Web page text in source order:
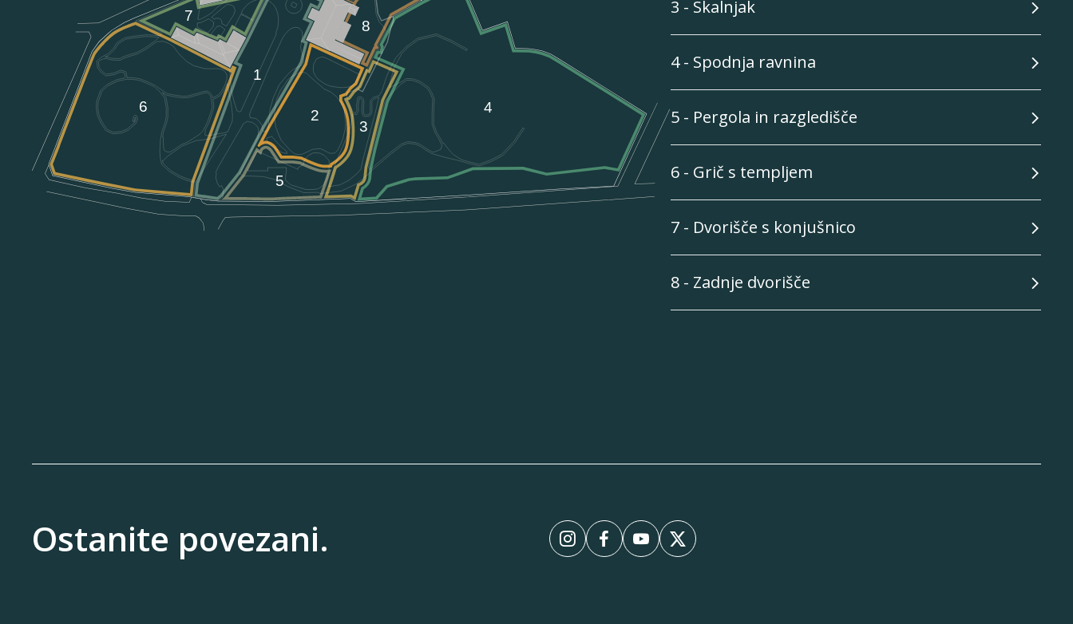
3 - Skalnjak
4 - Spodnja ravnina
5 - Pergola in razgledišče
6 - Grič s templjem
7 - Dvorišče s konjušnico
8 - Zadnje dvorišče
Ostanite povezani. InstagramInstagram
FacebookFacebook
YouTubeYouTube
XX